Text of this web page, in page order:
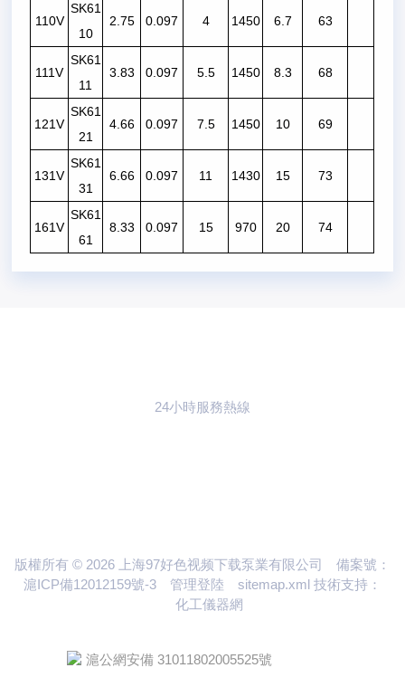
110V
SK61
10
2.75 0.097 4 1450 6.7 63
111V
SK61
11
3.83 0.097 5.5 1450 8.3 68
121V
SK61
21
4.66 0.097 7.5 1450 10 69
131V
SK61
31
6.66 0.097 11 1430 15 73
161V
SK61
61
8.33 0.097 15 970 20 74
24小時服務熱線
版權所有 © 2026 上海97好色视频下载泵業有限公司 備案號：
滬ICP備12012159號-3
管理登陸 sitemap.xml 技術支持：
化工儀器網
滬公網安備 31011802005525號